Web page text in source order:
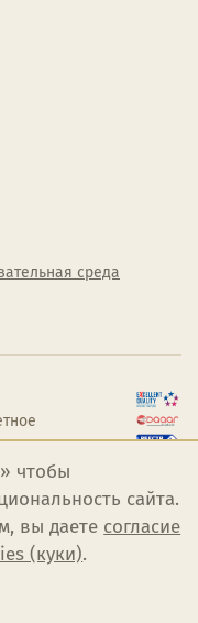
среда
чтобы
сайта.
вы даете согласие
(куки).